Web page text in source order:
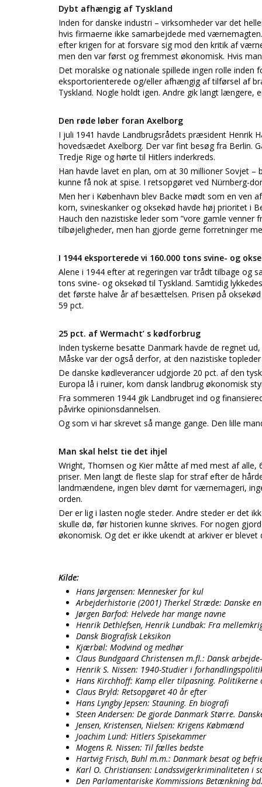
Dybt afhængig af Tyskland
Inden for danske industri – virksomheder var det
hvis firmaerne ikke samarbejdede med
efter krigen for at forsvare sig mod den kritik af
men den var først og fremmest økonomisk. Hvis
Det moralske og nationale spillede ingen rolle inden
eksportorienterede og/eller afhængig af tilførsel af
Tyskland. Nogle holdt igen. Andre gik langt længere,
Den røde løber foran Axelborg
I juli 1941 havde Landbrugsrådets præsident Henrik
hovedsædet Axelborg. Der var fint besøg fra Berlin.
Tredje Rige og hørte til Hitlers inderkreds.
Han havde lavet en plan, om at 30 millioner Sovjet
kunne få nok at spise. I retsopgøret ved Nürnberg-
Men her i København blev Backe mødt som en ven
korn, svineskanker og oksekød havde høj prioritet i
Hauch den nazistiske leder som ”vore gamle
tilbøjeligheder, men han gjorde gerne forretninger
I 1944 eksporterede vi 160.000 tons svine- og
Alene i 1944 efter at regeringen var trådt tilbage og
tons svine- og oksekød til Tyskland. Samtidig
det første halve år af besættelsen. Prisen på
59 pct.
25 pct. af Wermacht’ s kødforbrug
Inden tyskerne besatte Danmark havde de regnet
Måske var der også derfor, at den nazistiske
De danske kødleverancer udgjorde 20 pct. af den
Europa lå i ruiner, kom dansk landbrug økonomisk
Fra sommeren 1944 gik Landbruget ind og
påvirke opinionsdannelsen.
Og som vi har skrevet så mange gange. Den lille
Man skal helst tie det ihjel
Wright, Thomsen og Kier måtte af med mest af
priser. Men langt de fleste slap for straf efter de
landmændene, ingen blev dømt for værnemageri,
orden.
Der er lig i lasten nogle steder. Andre steder er det
skulle dø, før historien kunne skrives. For nogen
økonomisk. Og det er ikke ukendt at arkiver er
Kilde:
Hans Jørgensen: Mennesker for kul
Arbejderhistorie (2001) Therkel Stræde: Danske
Jørgen Barfod: Helvede har mange navne
Henrik Dethlefsen, Henrik Lundbak: Fra
Dansk Biografisk Leksikon
Kjærbøl: Modvind og medhør
Claus Bundgaard Christensen m.fl.: Dansk
Henrik S. Nissen: 1940-Studier i
Hans Kirchhoff: Kamp eller tilpasning. Politikerne
Claus Bryld: Retsopgøret 40 år efter
Hans Lyngby Jepsen: Stauning. En biografi
Steen Andersen: De gjorde Danmark Større.
Jensen, Kristensen, Nielsen: Krigens Købmænd
Joachim Lund: Hitlers Spisekammer
Mogens R. Nissen: Til fælles bedste
Hartvig Frisch, Buhl m.m.: Danmark besat og
Karl O. Christiansen: Landssvigerkriminaliteten i
Den Parlamentariske Kommissions Betænkning